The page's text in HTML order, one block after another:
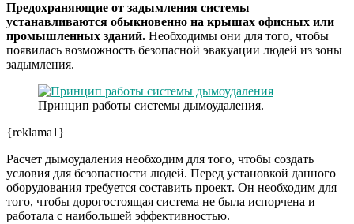
Предохраняющие от задымления системы
устанавливаются обыкновенно на крышах офисных или
промышленных зданий. Необходимы они для того, чтобы
появилась возможность безопасной эвакуации людей из зоны
задымления.
Принцип работы системы дымоудаления.
{reklama1}
Расчет дымоудаления необходим для того, чтобы создать
условия для безопасности людей. Перед установкой данного
оборудования требуется составить проект. Он необходим для
того, чтобы дорогостоящая система не была испорчена и
работала с наибольшей эффективностью.